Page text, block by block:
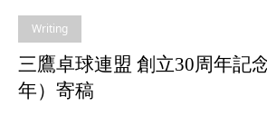
Writing
三鷹卓球連盟 創立30周年記
年）寄稿